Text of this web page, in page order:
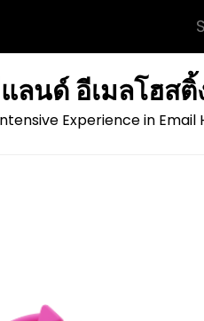
ลนด์ อีเมลโฮสติ้
Experience in Email